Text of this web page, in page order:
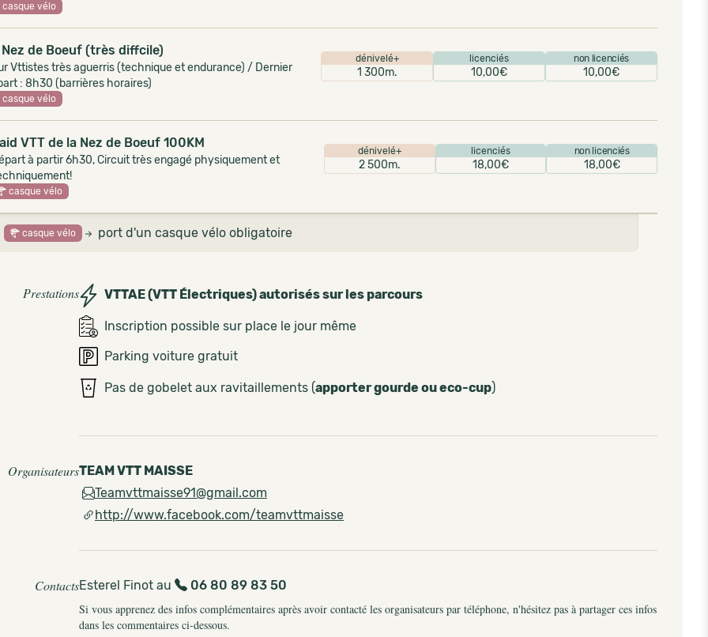
casque vélo
Nez de Boeuf (très diffcile)
Vttistes très aguerris (technique et endurance) / Dernier
: 8h30 (barrières horaires)
dénivelé+
1 300m.
licenciés
10,00€
non licenciés
10,00€
casque vélo
VTT de la Nez de Boeuf 100KM
à partir 6h30, Circuit très engagé physiquement et
dénivelé+
2 500m.
licenciés
18,00€
non licenciés
18,00€
casque vélo
casque vélo port d'un casque vélo obligatoire
Prestations VTTAE (VTT Électriques) autorisés sur les parcours
Inscription possible sur place le jour même
Parking voiture gratuit
Pas de gobelet aux ravitaillements (apporter gourde ou eco-cup)
OrganisateursTEAM VTT MAISSE
Teamvttmaisse91@gmail.com
http://www.facebook.com/teamvttmaisse
ContactsEsterel Finot au
06 80 89 83 50
Si vous apprenez des infos complémentaires après avoir contacté les organisateurs par téléphone, n'hésitez pas à partager ces infos
dans les commentaires ci-dessous.